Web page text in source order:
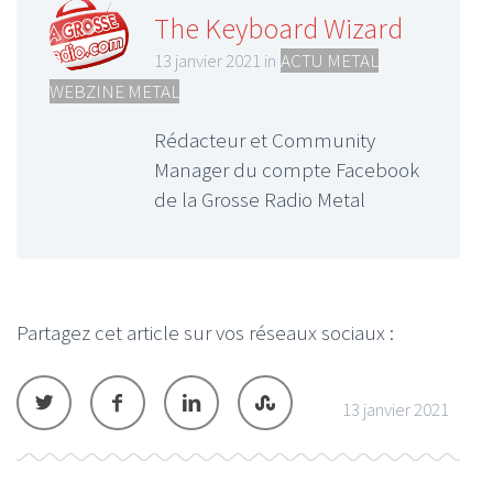
The Keyboard Wizard
13 janvier 2021 in ACTU METAL
WEBZINE METAL
Rédacteur et Community
Manager du compte Facebook
de la Grosse Radio Metal
Partagez cet article sur vos réseaux sociaux :
13 janvier 2021